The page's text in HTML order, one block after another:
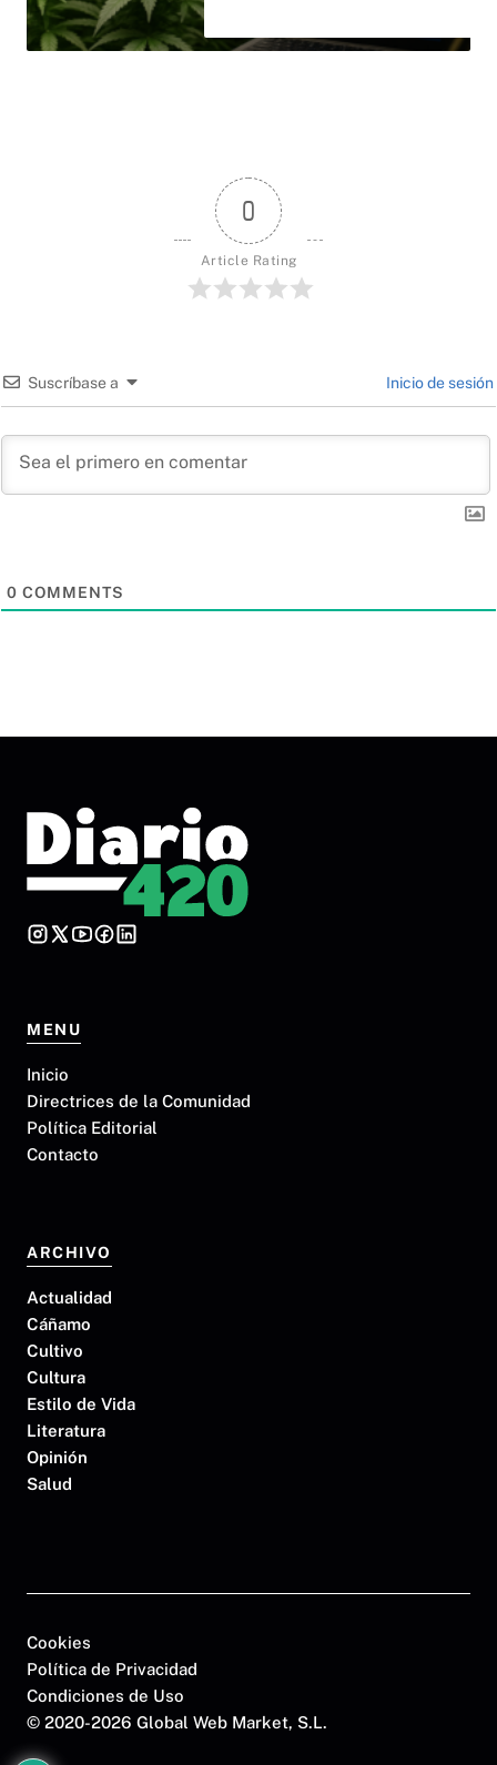
0
Article Rating
Suscríbase a Inicio de sesión
0 COMMENTS
MENU
Inicio
Directrices de la Comunidad
Política Editorial
Contacto
ARCHIVO
Actualidad
Cáñamo
Cultivo
Cultura
Estilo de Vida
Literatura
Opinión
Salud
© 2020-2026 Global Web Market, S.L.
Cookies
Política de Privacidad
Condiciones de Uso